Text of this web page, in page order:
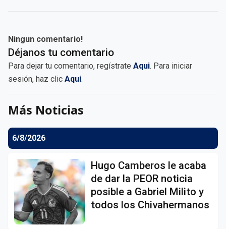
Ningun comentario!
Déjanos tu comentario
Para dejar tu comentario, regístrate Aqui. Para iniciar
sesión, haz clic Aqui.
Más Noticias
6/8/2026
Hugo Camberos le acaba
de dar la PEOR noticia
posible a Gabriel Milito y
todos los Chivahermanos